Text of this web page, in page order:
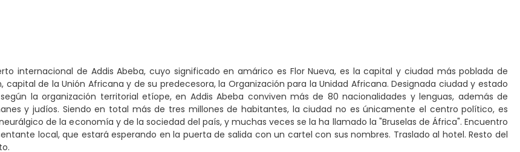
internacional de Addis Abeba, cuyo significado en amárico es Flor Nueva, es la capital y ciudad más poblada de
capital de la Unión Africana y de su predecesora, la Organización para la Unidad Africana. Designada ciudad y estado
la organización territorial etíope, en Addis Abeba conviven más de 80 nacionalidades y lenguas, además de
y judíos. Siendo en total más de tres millones de habitantes, la ciudad no es únicamente el centro político, es
de la economía y de la sociedad del país, y muchas veces se la ha llamado la "Bruselas de África". Encuentro
local, que estará esperando en la puerta de salida con un cartel con sus nombres. Traslado al hotel. Resto del